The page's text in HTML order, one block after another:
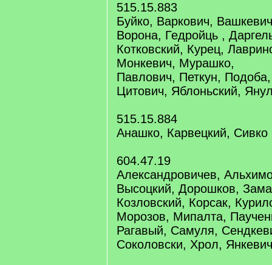
515.15.883
Буйко, Варкович,
Ворона, Гедройць ,
Котковский, Курец,
Монкевич, Мурашко,
Павлович, Петкун,
Цитович, Яблоньский,
515.15.884
Анашко, Карвецкий, Сивко
604.47.19
Александровичев,
Высоцкий, Дорошков,
Козловский, Корсак,
Морозов, Мипалта,
Рагавый, Самуля,
Соколовски, Хрол, Янкевич